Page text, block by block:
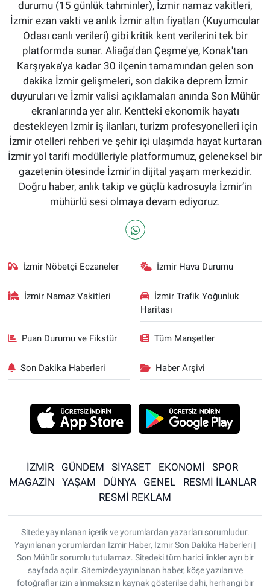
durumu (15 günlük tahminler), İzmir namaz vakitleri,
İzmir ezan vakti ve anlık İzmir altın fiyatları (Kuyumcular
Odası canlı verileri) gibi kritik kent verilerini tek bir
platformda sunar. Aliağa'dan Çeşme'ye, Konak'tan
Karşıyaka'ya kadar 30 ilçenin tamamından gelen son
dakika İzmir gelişmeleri, son dakika deprem İzmir
duyuruları ve İzmir valisi açıklamaları anında Son Mühür
ekranlarında yer alır. Kentteki ekonomik hayatı
destekleyen İzmir iş ilanları, turizm profesyonelleri için
İzmir otelleri rehberi ve şehir içi ulaşımda hayat kurtaran
İzmir yol tarifi modülleriyle platformumuz, geleneksel bir
gazetenin ötesinde İzmir'in dijital yaşam merkezidir.
Doğru haber, anlık takip ve güçlü kadrosuyla İzmir’in
mühürlü sesi olmaya devam ediyoruz.
İzmir Nöbetçi Eczaneler İzmir Hava Durumu
İzmir Namaz Vakitleri
İzmir Trafik Yoğunluk
Haritası
Puan Durumu ve Fikstür Tüm Manşetler
Son Dakika Haberleri Haber Arşivi
İZMİR GÜNDEM SİYASET EKONOMİ
SPOR
MAGAZİN
YAŞAM DÜNYA GENEL
RESMİ İLANLAR
RESMİ REKLAM
Sitede yayınlanan içerik ve yorumlardan yazarları sorumludur.
Yayınlanan yorumlardan İzmir Haber, İzmir Son Dakika Haberleri |
Son Mühür sorumlu tutulamaz. Sitedeki tüm harici linkler ayrı bir
sayfada açılır. Sitemizde yayınlanan haber, köşe yazıları ve
fotoğraflar izin alınmaksızın kaynak gösterilse dahi, herhangi bir